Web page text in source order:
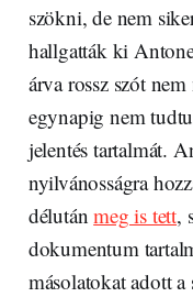
szökni, de nem
hallgatták ki
árva rossz szót
egynapig nem
jelentés tartalmát.
nyilvánosságra
délutánmeg is tett,
dokumentum
másolatokat adott